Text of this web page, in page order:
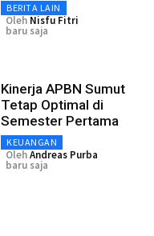
BERITA LAIN
Oleh Nisfu Fitri
baru saja
Kinerja APBN Sumut
Tetap Optimal di
Semester Pertama
KEUANGAN
OlehAndreas Purba
baru saja